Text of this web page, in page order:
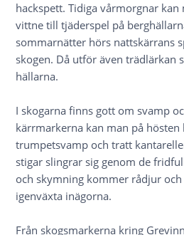
hackspett. Tidiga vårmorgnar
vittne till tjäderspel på
sommarnätter hörs nattskärrans
skogen. Då utför även trädlärkan
hällarna.
I skogarna finns gott om svamp
kärrmarkerna kan man på hösten
trumpetsvamp och tratt
stigar slingrar sig genom de
och skymning kommer rådjur
igenväxta inägorna.
Från skogsmarkerna kring